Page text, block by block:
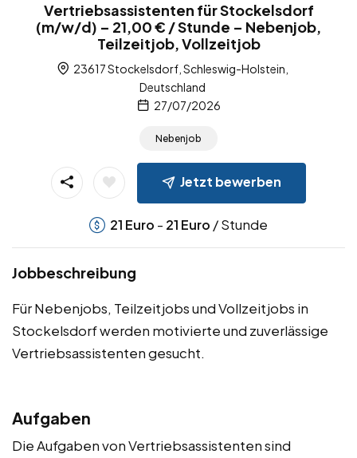
Vertriebsassistenten für Stockelsdorf
(m/w/d) – 21,00 € / Stunde – Nebenjob,
Teilzeitjob, Vollzeitjob
23617 Stockelsdorf, Schleswig-Holstein,
Deutschland
27/07/2026
Nebenjob
Jetzt bewerben
21 Euro - 21 Euro / Stunde
Jobbeschreibung
Für Nebenjobs, Teilzeitjobs und Vollzeitjobs in
Stockelsdorf werden motivierte und zuverlässige
Vertriebsassistenten gesucht.
Aufgaben
Die Aufgaben von Vertriebsassistenten sind